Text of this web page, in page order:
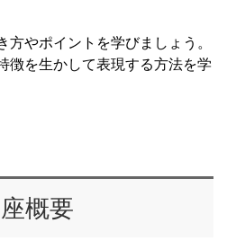
やポイントを学びましょう。
徴を生かして表現する方法を学
概要